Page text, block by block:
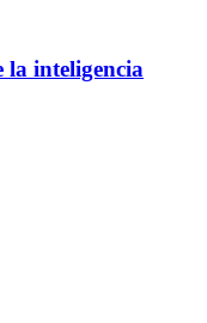
la inteligencia